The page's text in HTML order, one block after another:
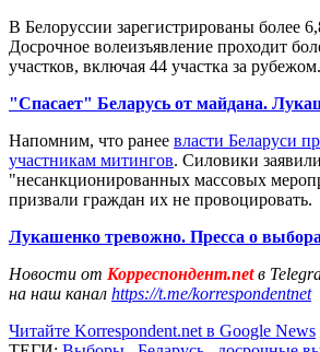
В Белоруссии зарегистрированы более
Досрочное волеизъявление проходит
участков, включая 44 участка за рубежом.
"Спасает" Беларусь от майдана.
Напомним, что ранее власти Беларуси
участникам митингов. Силовики
"несанкционированных массовых
призвали граждан их не провоцировать.
Лукашенко тревожно. Пресса о
Новости от Корреспондент.netв
на наш канал https://t.me/korrespondentnet
Читайте Korrespondent.net в Google News